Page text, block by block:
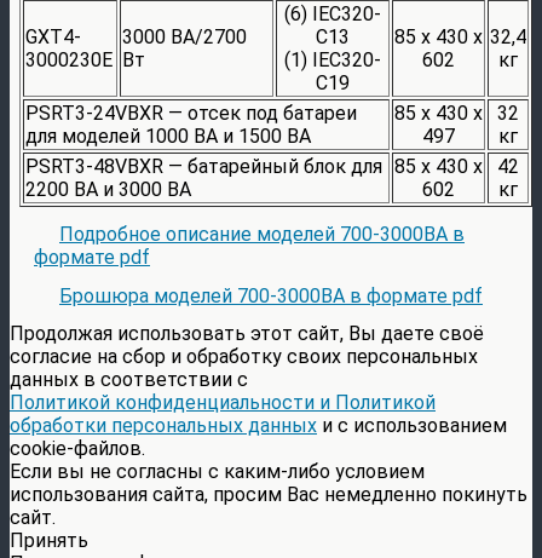
GXT4-
3000230E
3000 ВА/2700
Вт
(6) IEC320-
C13
(1) IEC320-
C19
85 x 430 x
602
32,4
кг
PSRT3-24VBXR — отсек под батареи
для моделей 1000 ВА и 1500 ВА
85 x 430 x
497
32
кг
PSRT3-48VBXR — батарейный блок для
2200 ВА и 3000 ВА
85 x 430 x
602
42
кг
Подробное описание моделей 700-3000ВА в
формате pdf
Брошюра моделей 700-3000ВА в формате pdf
Продолжая использовать этот сайт, Вы даете своё
согласие на сбор и обработку своих персональных
данных в соответствии с
Политикой конфиденциальности и Политикой
обработки персональных данных и с использованием
cookie-файлов.
Если вы не согласны с каким-либо условием
использования сайта, просим Вас немедленно покинуть
сайт.
Принять